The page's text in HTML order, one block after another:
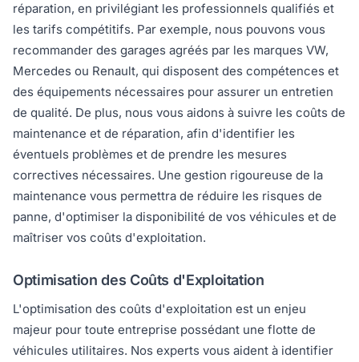
réparation, en privilégiant les professionnels qualifiés et
les tarifs compétitifs. Par exemple, nous pouvons vous
recommander des garages agréés par les marques VW,
Mercedes ou Renault, qui disposent des compétences et
des équipements nécessaires pour assurer un entretien
de qualité. De plus, nous vous aidons à suivre les coûts de
maintenance et de réparation, afin d'identifier les
éventuels problèmes et de prendre les mesures
correctives nécessaires. Une gestion rigoureuse de la
maintenance vous permettra de réduire les risques de
panne, d'optimiser la disponibilité de vos véhicules et de
maîtriser vos coûts d'exploitation.
Optimisation des Coûts d'Exploitation
L'optimisation des coûts d'exploitation est un enjeu
majeur pour toute entreprise possédant une flotte de
véhicules utilitaires. Nos experts vous aident à identifier